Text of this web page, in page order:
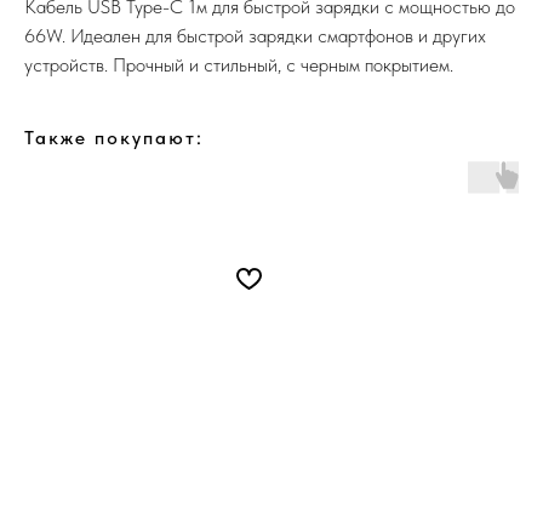
Кабель USB Type-C 1м для быстрой зарядки с мощностью до
66W. Идеален для быстрой зарядки смартфонов и других
устройств. Прочный и стильный, с черным покрытием.
Также покупают: